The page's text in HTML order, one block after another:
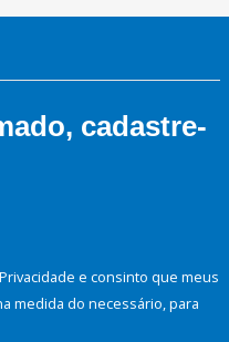
cadastre-
e consinto que meus
medida do necessário, para